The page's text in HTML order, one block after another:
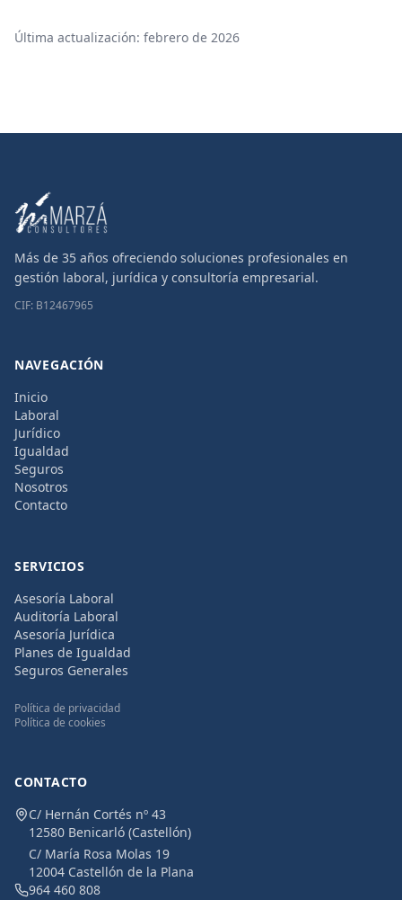
Última actualización: febrero de 2026
Más de 35 años ofreciendo soluciones profesionales en
gestión laboral, jurídica y consultoría empresarial.
CIF: B12467965
NAVEGACIÓN
Inicio
Laboral
Jurídico
Igualdad
Seguros
Nosotros
Contacto
SERVICIOS
Asesoría Laboral
Auditoría Laboral
Asesoría Jurídica
Planes de Igualdad
Seguros Generales
Política de privacidad
Política de cookies
CONTACTO
C/ Hernán Cortés nº 43
12580 Benicarló (Castellón)
C/ María Rosa Molas 19
12004 Castellón de la Plana
964 460 808